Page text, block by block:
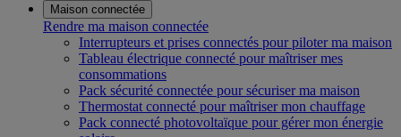
Maison connectée
Rendre ma maison connectée
Interrupteurs et prises connectés pour piloter ma maison
Tableau électrique connecté pour maîtriser mes
consommations
Pack sécurité connectée pour sécuriser ma maison
Thermostat connecté pour maîtriser mon chauffage
Pack connecté photovoltaïque pour gérer mon énergie